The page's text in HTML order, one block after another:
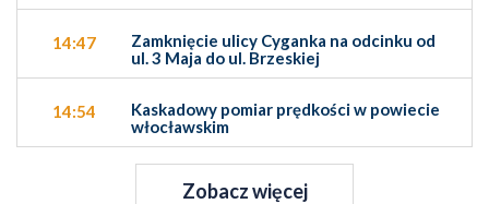
14:47
Zamknięcie ulicy Cyganka na odcinku od
ul. 3 Maja do ul. Brzeskiej
14:54
Kaskadowy pomiar prędkości w powiecie
włocławskim
Zobacz więcej